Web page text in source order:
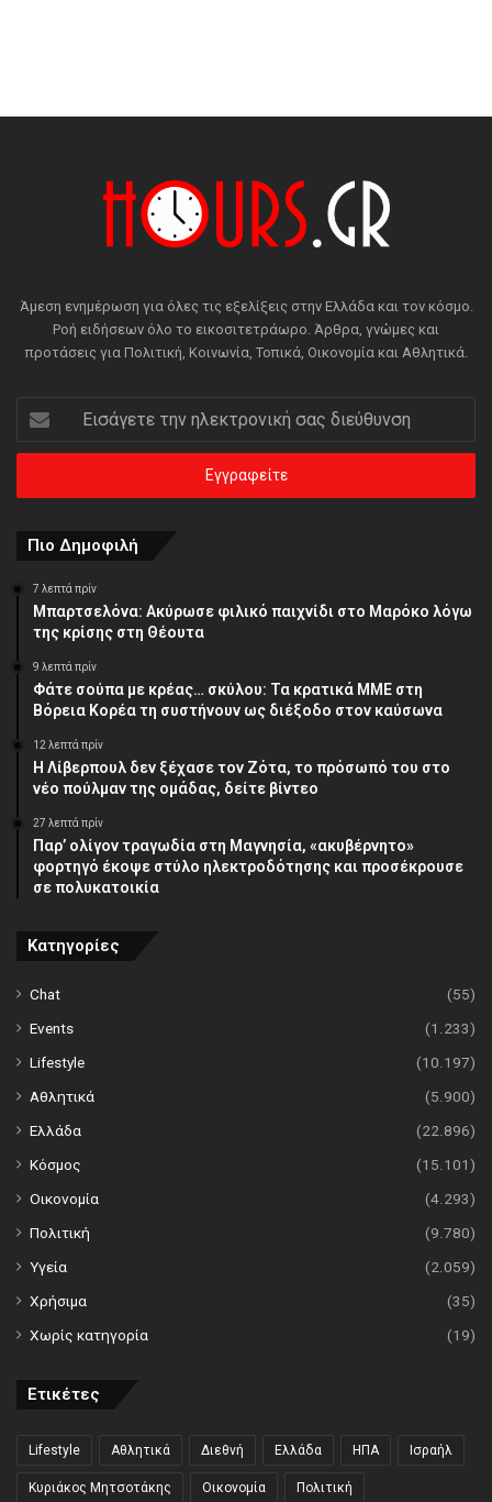
Άμεση ενημέρωση για όλες τις εξελίξεις στην Ελλάδα και τον κόσμο.
Ροή ειδήσεων όλο το εικοσιτετράωρο. Άρθρα, γνώμες και
προτάσεις για Πολιτική, Κοινωνία, Τοπικά, Οικονομία και Αθλητικά.
Εισάγετε
την
ηλεκτρονική
διεύθυνση
Πιο Δημοφιλή
7 λεπτά πρίν
Μπαρτσελόνα: Ακύρωσε φιλικό παιχνίδι στο Μαρόκο λόγω
της κρίσης στη Θέουτα
9 λεπτά πρίν
Φάτε σούπα με κρέας… σκύλου: Τα κρατικά ΜΜΕ στη
Βόρεια Κορέα τη συστήνουν ως διέξοδο στον καύσωνα
12 λεπτά πρίν
Η Λίβερπουλ δεν ξέχασε τον Ζότα, το πρόσωπό του στο
νέο πούλμαν της ομάδας, δείτε βίντεο
27 λεπτά πρίν
Παρ’ ολίγον τραγωδία στη Μαγνησία, «ακυβέρνητο»
φορτηγό έκοψε στύλο ηλεκτροδότησης και προσέκρουσε
σε πολυκατοικία
Κατηγορίες
Chat
(55)
Events
(1.233)
Lifestyle
(10.197)
Αθλητικά
(5.900)
Ελλάδα
(22.896)
Κόσμος
(15.101)
Οικονομία
(4.293)
Πολιτική
(9.780)
Υγεία
(2.059)
Χρήσιμα
(35)
Χωρίς κατηγορία
(19)
Ετικέτες
Lifestyle Αθλητικά Διεθνή Ελλάδα ΗΠΑ Ισραήλ
Κυριάκος Μητσοτάκης Οικονομία Πολιτική